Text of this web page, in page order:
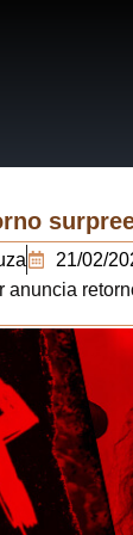
21/02/
anuncia